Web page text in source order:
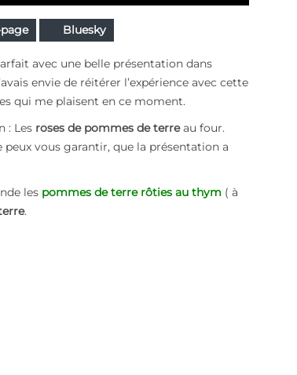
Bluesky
avec une belle présentation dans
envie de réitérer l’expérience avec cette
qui me plaisent en ce moment.
: Les roses de pommes de terreau four.
peux vous garantir, que la présentation a
les pommes de terre rôties au thym ( à
.